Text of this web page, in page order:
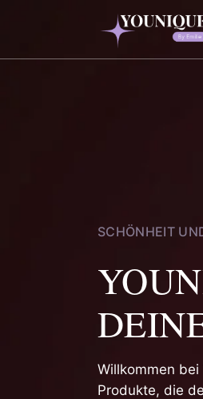
SCHÖNHEIT
Willkommen
Produkte, die